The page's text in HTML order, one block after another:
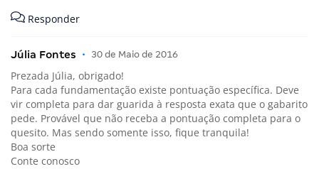
Responder
Júlia Fontes • 30 de Maio de 2016
Prezada Júlia, obrigado!
Para cada fundamentação existe pontuação específica. Deve
vir completa para dar guarida à resposta exata que o gabarito
pede. Provável que não receba a pontuação completa para o
quesito. Mas sendo somente isso, fique tranquila!
Boa sorte
Conte conosco